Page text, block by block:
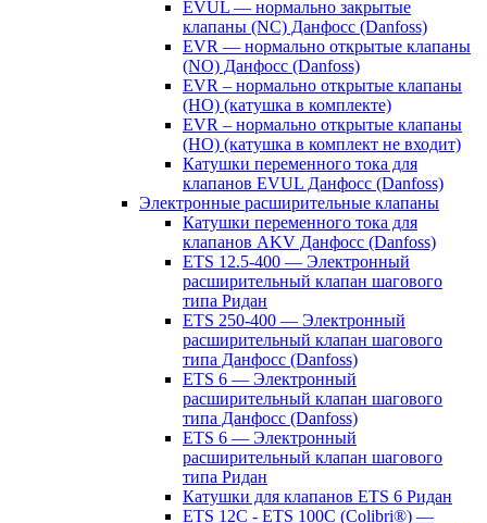
EVUL — нормально закрытые
клапаны (NC) Данфосс (Danfoss)
EVR — нормально открытые клапаны
(NO) Данфосс (Danfoss)
EVR – нормально открытые клапаны
(НО) (катушка в комплекте)
EVR – нормально открытые клапаны
(НО) (катушка в комплект не входит)
Катушки переменного тока для
клапанов EVUL Данфосс (Danfoss)
Электронные расширительные клапаны
Катушки переменного тока для
клапанов AKV Данфосс (Danfoss)
ETS 12.5-400 — Электронный
расширительный клапан шагового
типа Ридан
ETS 250-400 — Электронный
расширительный клапан шагового
типа Данфосс (Danfoss)
ETS 6 — Электронный
расширительный клапан шагового
типа Данфосс (Danfoss)
ETS 6 — Электронный
расширительный клапан шагового
типа Ридан
Катушки для клапанов ETS 6 Ридан
ETS 12C - ETS 100C (Colibri®) —